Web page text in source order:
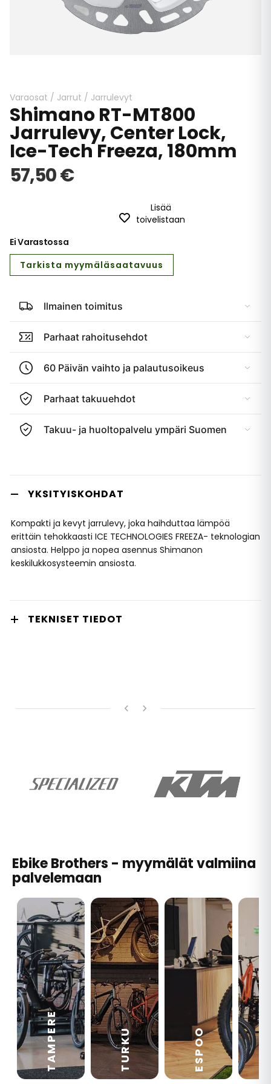
beginning
of
the
images
gallery
Varaosat / Jarrut / Jarrulevyt
Shimano RT-MT800
Jarrulevy, Center Lock,
Ice-Tech Freeza, 180mm
57,50 €
Lisää
toivelistaan
Ei Varastossa
Tarkista myymäläsaatavuus
Ilmainen toimitus
Parhaat rahoitusehdot
60 Päivän vaihto ja palautusoikeus
Parhaat takuuehdot
Takuu- ja huoltopalvelu ympäri Suomen
YKSITYISKOHDAT
Kompakti ja kevyt jarrulevy, joka haihduttaa lämpöä
erittäin tehokkaasti ICE TECHNOLOGIES FREEZA- teknologian
ansiosta. Helppo ja nopea asennus Shimanon
keskilukkosysteemin ansiosta.
TEKNISET TIEDOT
Ebike Brothers - myymälät valmiina
palvelemaan
TAMPERE TURKU ESPOO